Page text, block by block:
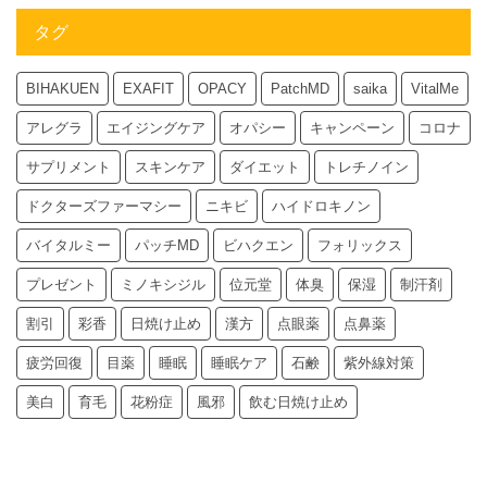
タグ
BIHAKUEN EXAFIT OPACY PatchMD saika VitalMe
アレグラ エイジングケア オパシー キャンペーン コロナ
サプリメント スキンケア ダイエット トレチノイン
ドクターズファーマシー ニキビ ハイドロキノン
バイタルミー パッチMD ビハクエン フォリックス
プレゼント ミノキシジル 位元堂 体臭 保湿 制汗剤
割引 彩香 日焼け止め 漢方 点眼薬 点鼻薬
疲労回復 目薬 睡眠 睡眠ケア 石鹸 紫外線対策
美白 育毛 花粉症 風邪 飲む日焼け止め